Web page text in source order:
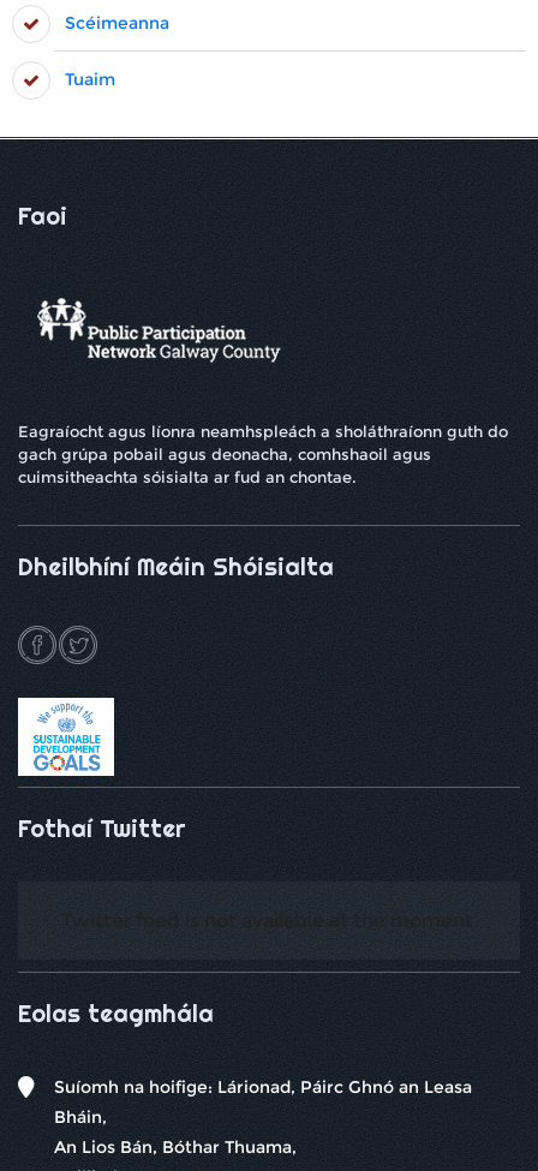
Scéimeanna
Tuaim
Faoi
Eagraíocht agus líonra neamhspleách a sholáthraíonn guth do
gach grúpa pobail agus deonacha, comhshaoil ​​agus
cuimsitheachta sóisialta ar fud an chontae.
Dheilbhíní Meáin Shóisialta
Fothaí Twitter
Twitter feed is not available at the moment.
Eolas teagmhála
Suíomh na hoifige: Lárionad, Páirc Ghnó an Leasa
Bháin,
An Lios Bán, Bóthar Thuama,